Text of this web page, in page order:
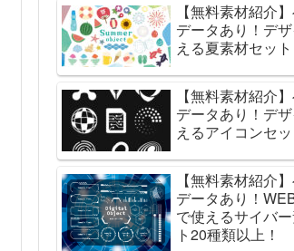
【無料素材紹介
データあり！デ
える夏素材セッ
【無料素材紹介
データあり！デ
えるアイコンセ
【無料素材紹介
データあり！
で使えるサイバ
ト20種類以上！